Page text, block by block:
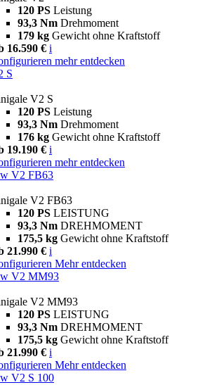
120 PS Leistung
93,3 Nm Drehmoment
179 kg Gewicht ohne Kraftstoff
16.590 € i
mehr entdecken
S
V2 S
120 PS Leistung
93,3 Nm Drehmoment
176 kg Gewicht ohne Kraftstoff
19.190 € i
mehr entdecken
V2 FB63
V2 FB63
120 PS LEISTUNG
93,3 Nm DREHMOMENT
175,5 kg Gewicht ohne Kraftstoff
21.990 € i
Mehr entdecken
V2 MM93
V2 MM93
120 PS LEISTUNG
93,3 Nm DREHMOMENT
175,5 kg Gewicht ohne Kraftstoff
21.990 € i
Mehr entdecken
V2 S 100